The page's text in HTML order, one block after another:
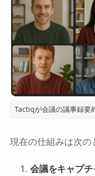
Tactiqが会議の議事録要
現在の仕組みは次の
会議をキャプチ